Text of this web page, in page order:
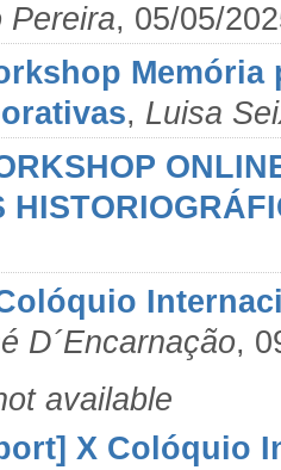
Pereira, 05/05/
, Luisa
D´Encarnação,
available
X Colóquio